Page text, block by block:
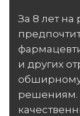
За 8 лет на
и других
решениям.